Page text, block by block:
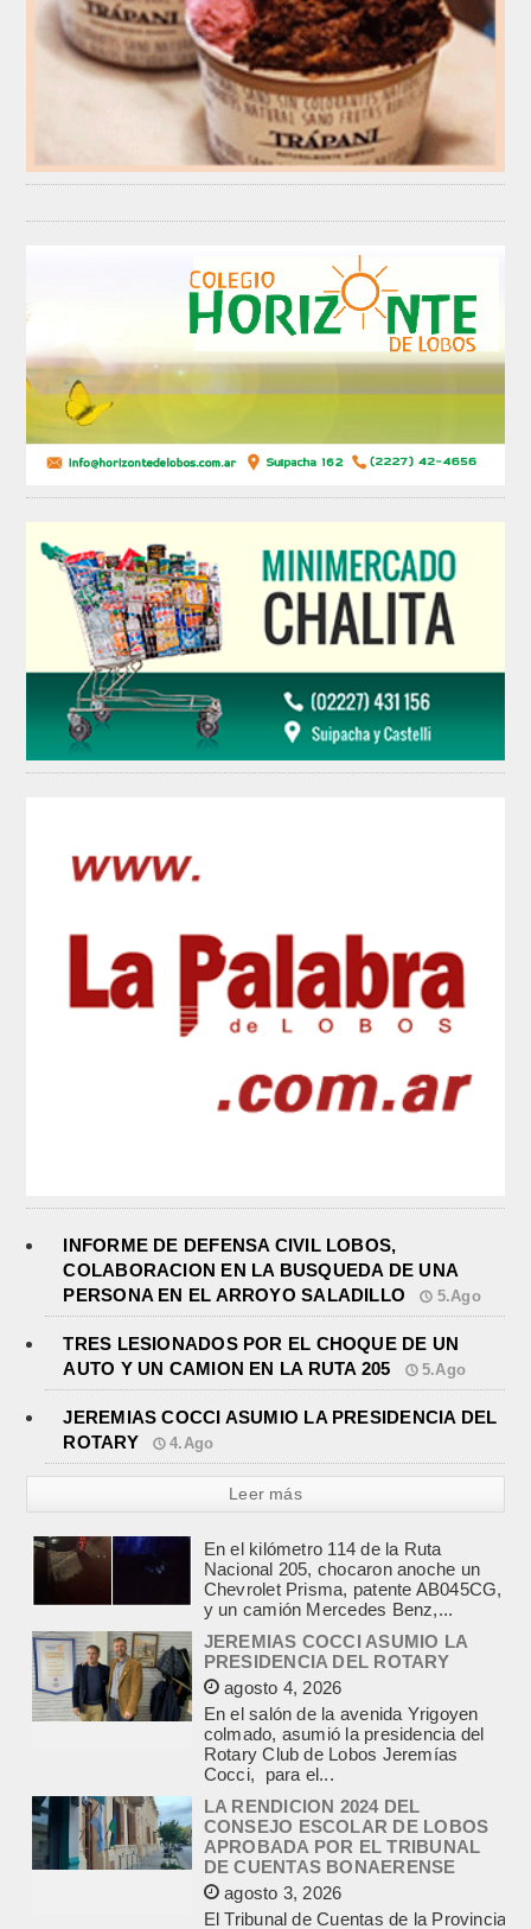
INFORME DE DEFENSA CIVIL LOBOS,
COLABORACION EN LA BUSQUEDA DE UNA
PERSONA EN EL ARROYO SALADILLO
5.Ago
TRES LESIONADOS POR EL CHOQUE DE UN
AUTO Y UN CAMION EN LA RUTA 205
5.Ago
JEREMIAS COCCI ASUMIO LA PRESIDENCIA DEL
ROTARY
4.Ago
Leer más
JEREMIAS COCCI ASUMIO LA
PRESIDENCIA DEL ROTARY
agosto 4, 2026
En el salón de la avenida Yrigoyen
colmado, asumió la presidencia del
Rotary Club de Lobos Jeremías
Cocci, para el...
LA RENDICION 2024 DEL
CONSEJO ESCOLAR DE LOBOS
APROBADA POR EL TRIBUNAL
DE CUENTAS BONAERENSE
agosto 3, 2026
El Tribunal de Cuentas de la Provincia
de Buenos Aires aprobó formalmente
la rendición de cuentas
correspondiente al Ejercicio 2024,...
EL EQUIPO +35 DE ATHLETIC